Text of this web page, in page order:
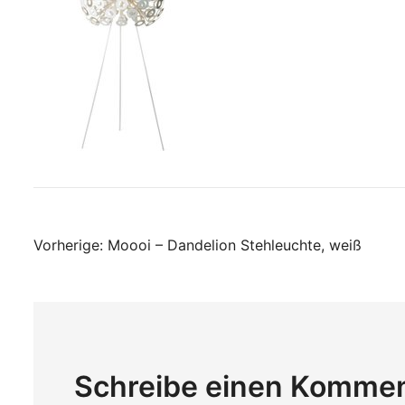
Beitragsnavigation
Vorherige: Moooi – Dandelion Stehleuchte, weiß
Schreibe einen